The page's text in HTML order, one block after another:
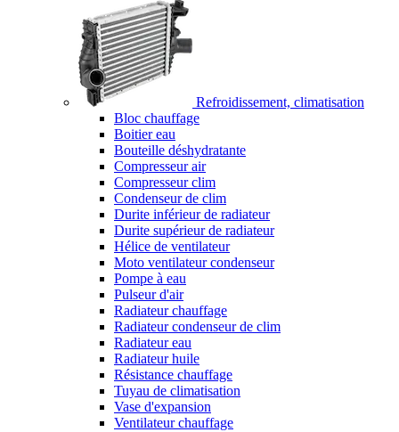
Refroidissement, climatisation
Bloc chauffage
Boitier eau
Bouteille déshydratante
Compresseur air
Compresseur clim
Condenseur de clim
Durite inférieur de radiateur
Durite supérieur de radiateur
Hélice de ventilateur
Moto ventilateur condenseur
Pompe à eau
Pulseur d'air
Radiateur chauffage
Radiateur condenseur de clim
Radiateur eau
Radiateur huile
Résistance chauffage
Tuyau de climatisation
Vase d'expansion
Ventilateur chauffage